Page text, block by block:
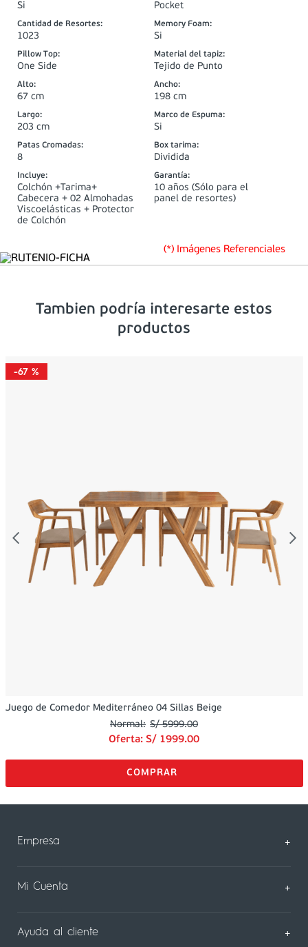
Si Pocket
Cantidad de Resortes:
1023
Memory Foam:
Si
Pillow Top:
One Side
Material del tapiz:
Tejido de Punto
Alto:
67 cm
Ancho:
198 cm
Largo:
203 cm
Marco de Espuma:
Si
Patas Cromadas:
8
Box tarima:
Dividida
Incluye:
Colchón +Tarima+
Cabecera + 02 Almohadas
Viscoelásticas + Protector
de Colchón
Garantía:
10 años (Sólo para el
panel de resortes)
(*) Imágenes Referenciales
Tambien podría interesarte estos
productos
-67 %
Juego de Comedor Mediterráneo 04 Sillas Beige
S/ 5999.00
Oferta: S/ 1999.00
Empresa +
Sobre Nosotros
Mi Cuenta +
Mi Perfil
Ayuda al cliente +